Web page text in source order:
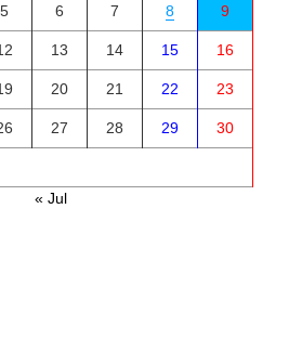
5 6 7 8 9
13 14 15 16
20 21 22 23
27 28 29 30
« Jul